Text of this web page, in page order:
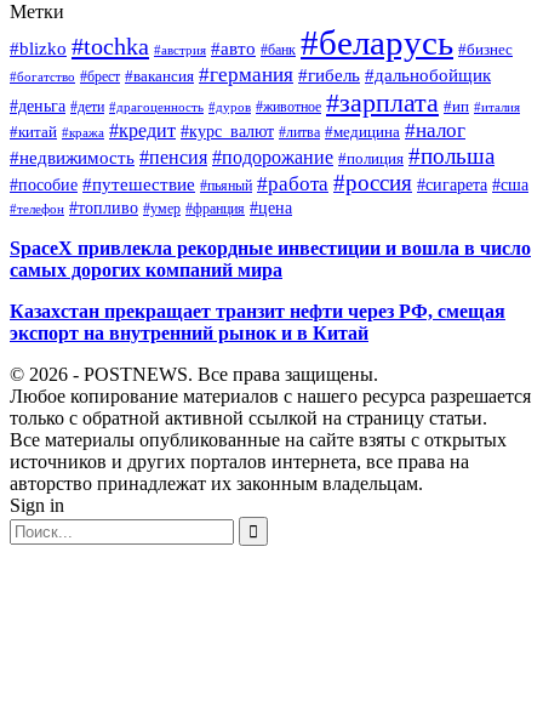
Метки
#blizko #tochka #австрия #авто #банк #беларусь #бизнес
#богатство #брест #вакансия #германия #гибель #дальнобойщик
#деньга #дети #драгоценность #дуров #животное #зарплата #ип #италия
#китай #кража #кредит #курс_валют #литва #медицина #налог
#недвижимость #пенсия #подорожание #полиция #польша
#пособие #путешествие #пьяный #работа #россия #сигарета #сша
#телефон #топливо #умер #франция #цена
SpaceX привлекла рекордные инвестиции и вошла в число
самых дорогих компаний мира
Казахстан прекращает транзит нефти через РФ, смещая
экспорт на внутренний рынок и в Китай
© 2026 - POSTNEWS. Все права защищены.
Любое копирование материалов с нашего ресурса разрешается
только с обратной активной ссылкой на страницу статьи.
Все материалы опубликованные на сайте взяты с открытых
источников и других порталов интернета, все права на
авторство принадлежат их законным владельцам.
Sign in